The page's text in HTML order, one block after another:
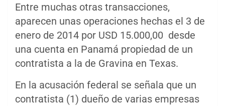
Entre muchas otras transacciones,
aparecen unas operaciones hechas el 3 de
enero de 2014 por USD 15.000,00 desde
una cuenta en Panamá propiedad de un
contratista a la de Gravina en Texas.
En la acusación federal se señala que un
contratista (1) dueño de varias empresas